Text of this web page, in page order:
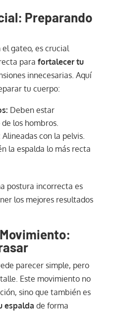
Preparando
gateo, es crucial
para fortalecer tu
innecesarias. Aquí
tu cuerpo:
Deben estar
los hombros.
Alineadas con la pelvis.
la espalda lo más recta
postura incorrecta es
los mejores resultados
parecer simple, pero
Este movimiento no
sino que también es
espalda de forma